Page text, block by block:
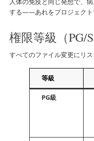
する――あれをプロジェクト
権限等級（PG/
すべてのファイル変更にリス
等級
PG級